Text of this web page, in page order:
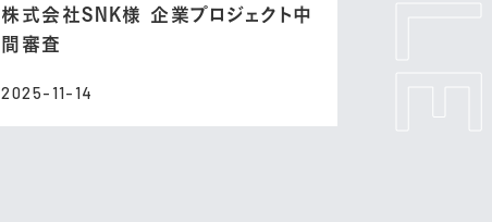
株式会社SNK様 企業プロジェクト中
間審査
2025-11-14